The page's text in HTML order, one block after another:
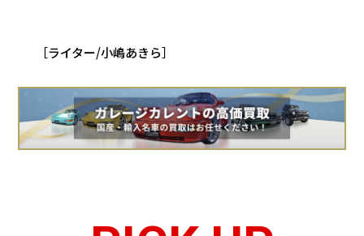
［ライター/小嶋あきら］